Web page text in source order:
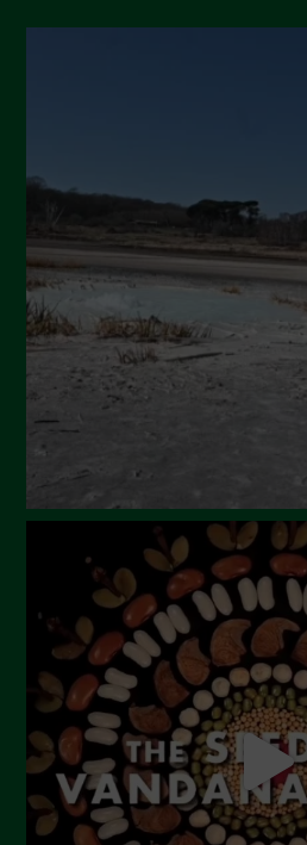
October 2024
April 2024
March 2024
February 2024
January 2024
December 2023
November 2023
July 2023
June 2023
May 2023
April 2023
March 2023
February 2023
December 2022